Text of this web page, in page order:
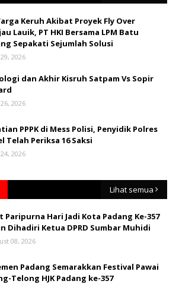
Keruh Akibat Proyek Fly Over
Lauik, PT HKI Bersama LPM Batu
Sepakati Sejumlah Solusi
2026
dan Akhir Kisruh Satpam Vs Sopir
2026
PPPK di Mess Polisi, Penyidik Polres
Telah Periksa 16 Saksi
2026
Lihat semua
Paripurna Hari Jadi Kota Padang Ke-357
Dihadiri Ketua DPRD Sumbar Muhidi
08, 2026
Padang Semarakkan Festival Pawai
Telong HJK Padang ke-357